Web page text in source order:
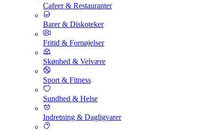
Cafeer & Restauranter
Barer & Diskoteker
Fritid & Fornøjelser
Skønhed & Velvære
Sport & Fitness
Sundhed & Helse
Indretning & Dagligvarer